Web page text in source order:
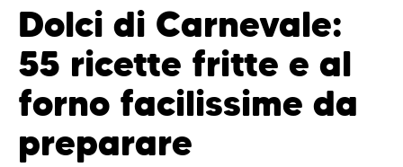
Dolci di Carnevale:
55 ricette fritte e al
forno facilissime da
preparare